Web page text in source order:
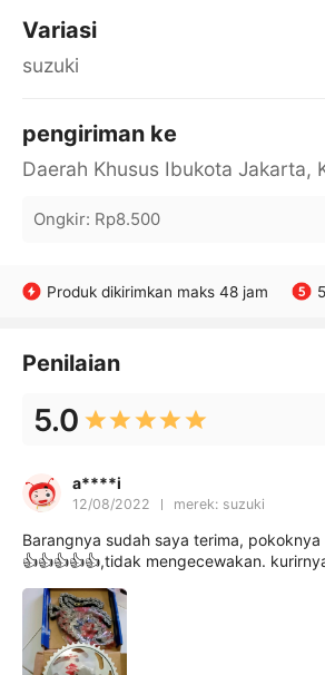
Variasi
suzuki
pengiriman ke
Ongkir: Rp8.500
Produk dikirimkan maks 48 jam
Penilaian
5.0
a****i
12/08/2022 merek: suzuki
Barangnya sudah saya terima,
👍👍👍👍👍,tidak mengecewakan.